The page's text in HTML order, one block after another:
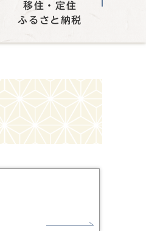
移住・定住
ふるさと納税